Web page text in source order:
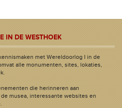
IN DE WESTHOEK
met Wereldoorlog I in de
alle monumenten, sites, lokaties,
die herinneren aan
musea, interessante websites en